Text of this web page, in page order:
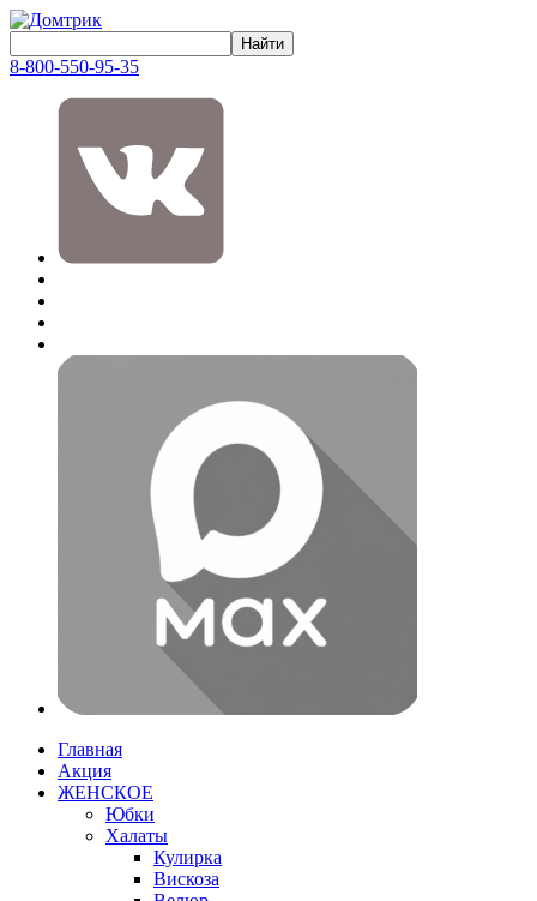
8-800-550-95-35
Главная
Акция
ЖЕНСКОЕ
Юбки
Халаты
Кулирка
Вискоза